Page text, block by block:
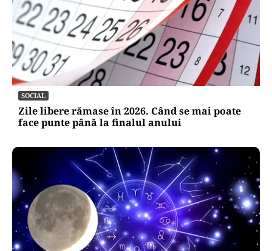
SOCIAL
Zile libere rămase în 2026. Când se mai poate
face punte până la finalul anului